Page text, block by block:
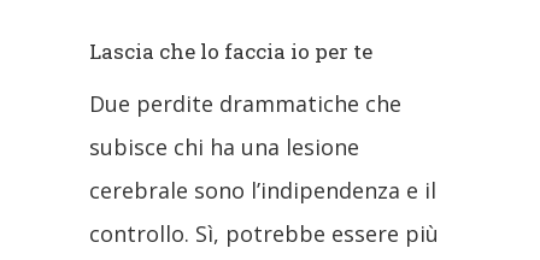
Lascia che lo faccia io per te
Due perdite drammatiche che
subisce chi ha una lesione
cerebrale sono l’indipendenza e il
controllo. Sì, potrebbe essere più